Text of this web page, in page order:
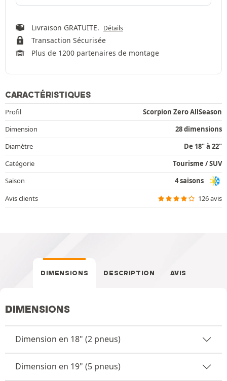
Livraison GRATUITE. Détails
Transaction Sécurisée
Plus de 1200 partenaires de montage
CARACTÉRISTIQUES
Profil
Scorpion Zero AllSeason
Dimension
28 dimensions
Diamètre
De 18" à 22"
Catégorie
Tourisme / SUV
Saison
4 saisons
Avis clients
126 avis
DIMENSIONS DESCRIPTION AVIS
DIMENSIONS
Dimension en 18" (2 pneus)
Dimension en 19" (5 pneus)